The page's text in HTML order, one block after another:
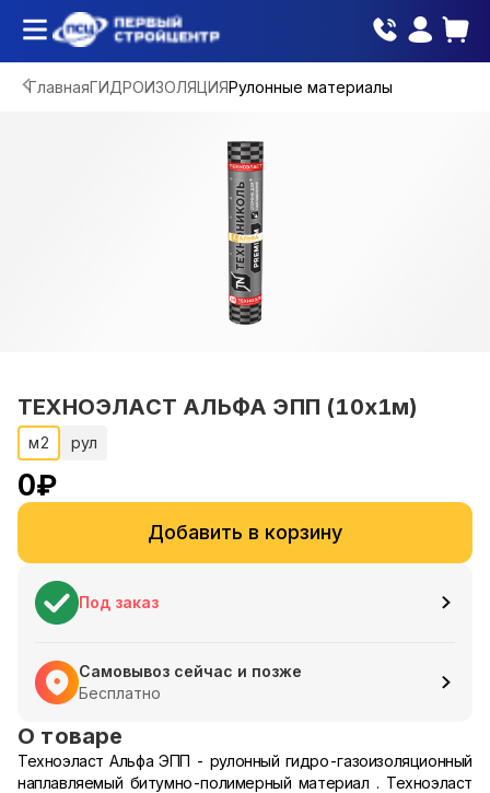
ГлавнаяГИДРОИЗОЛЯЦИЯРулонные материалы
ТЕХНОЭЛАСТ АЛЬФА ЭПП (10х1м)
м2 рул
0₽
Добавить в корзину
Под заказ
Самовывоз сейчас и позже
Бесплатно
О товаре
Техноэласт Альфа ЭПП - рулонный гидро-газоизоляционный
наплавляемый битумно-полимерный материал . Техноэласт